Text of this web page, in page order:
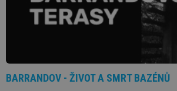
BARRANDOV - ŽIVOT A SMRT BAZÉNŮ